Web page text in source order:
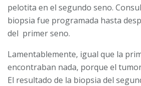
pelotita en el segundo seno.
biopsia fue programada hasta
del primer seno.
Lamentablemente, igual que la
encontraban nada, porque el
El resultado de la biopsia del